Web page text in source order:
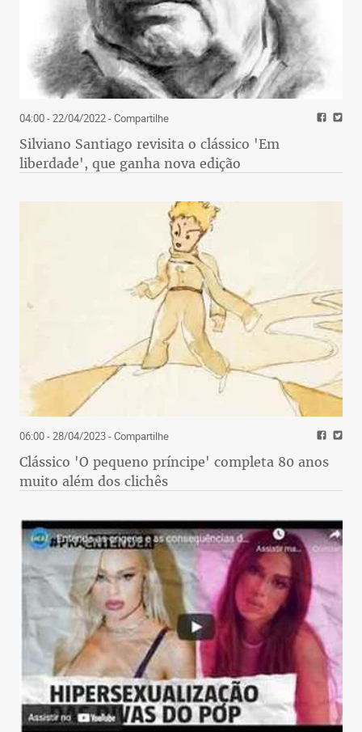
04:00 - 22/04/2022- Compartilhe
Silviano Santiago revisita o clássico 'Em
liberdade', que ganha nova edição
06:00 - 28/04/2023- Compartilhe
Clássico 'O pequeno príncipe' completa 80 anos
muito além dos clichês